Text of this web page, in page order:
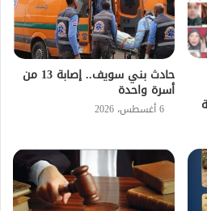
حادث بني سويف.. إصابة 13 من
أسرة واحدة
6 أغسطس، 2026